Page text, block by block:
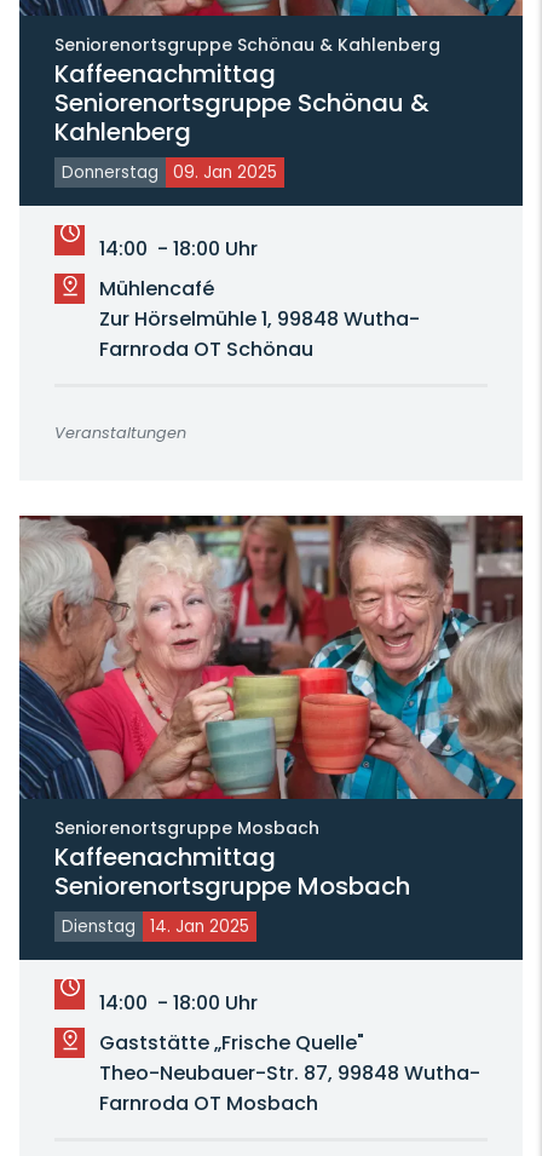
Seniorenortsgruppe Schönau & Kahlenberg
Kaffeenachmittag
Seniorenortsgruppe Schönau &
Kahlenberg
Donnerstag 09. Jan 2025
14:00 - 18:00 Uhr
Mühlencafé
Zur Hörselmühle 1, 99848 Wutha-
Farnroda OT Schönau
Veranstaltungen
Seniorenortsgruppe Mosbach
Kaffeenachmittag
Seniorenortsgruppe Mosbach
Dienstag 14. Jan 2025
14:00 - 18:00 Uhr
Gaststätte „Frische Quelle"
Theo-Neubauer-Str. 87, 99848 Wutha-
Farnroda OT Mosbach